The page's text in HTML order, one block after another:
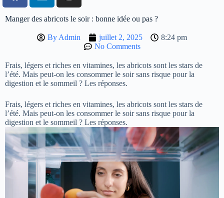
Manger des abricots le soir : bonne idée ou pas ?
By Admin juillet 2, 2025
8:24 pm
No Comments
Frais, légers et riches en vitamines, les abricots sont les stars de
l’été. Mais peut-on les consommer le soir sans risque pour la
digestion et le sommeil ? Les réponses.
Frais, légers et riches en vitamines, les abricots sont les stars de
l’été. Mais peut-on les consommer le soir sans risque pour la
digestion et le sommeil ? Les réponses.